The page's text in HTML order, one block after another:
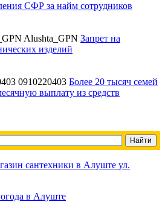
СФР за найм сотрудников
Alushta_GPN Запрет на
изделий
0910220403 Более 20 тысяч семей
выплату из средств